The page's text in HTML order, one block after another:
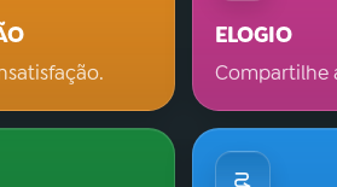
ELOGIO
Compartilhe